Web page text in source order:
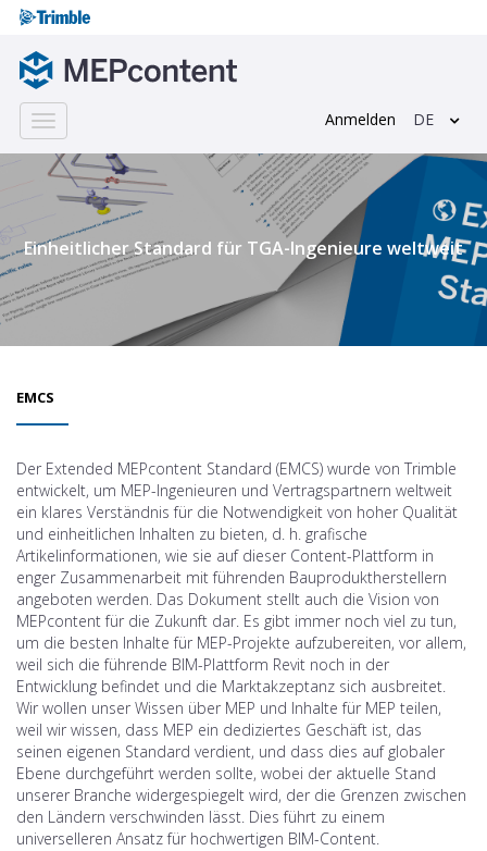
Toggle
navigation
Anmelden DE
Einheitlicher Standard für TGA-Ingenieure weltweit
EMCS
Der Extended MEPcontent Standard (EMCS) wurde von Trimble
entwickelt, um MEP-Ingenieuren und Vertragspartnern weltweit
ein klares Verständnis für die Notwendigkeit von hoher Qualität
und einheitlichen Inhalten zu bieten, d. h. grafische
Artikelinformationen, wie sie auf dieser Content-Plattform in
enger Zusammenarbeit mit führenden Bauproduktherstellern
angeboten werden. Das Dokument stellt auch die Vision von
MEPcontent für die Zukunft dar. Es gibt immer noch viel zu tun,
um die besten Inhalte für MEP-Projekte aufzubereiten, vor allem,
weil sich die führende BIM-Plattform Revit noch in der
Entwicklung befindet und die Marktakzeptanz sich ausbreitet.
Wir wollen unser Wissen über MEP und Inhalte für MEP teilen,
weil wir wissen, dass MEP ein dediziertes Geschäft ist, das
seinen eigenen Standard verdient, und dass dies auf globaler
Ebene durchgeführt werden sollte, wobei der aktuelle Stand
unserer Branche widergespiegelt wird, der die Grenzen zwischen
den Ländern verschwinden lässt. Dies führt zu einem
universelleren Ansatz für hochwertigen BIM-Content.